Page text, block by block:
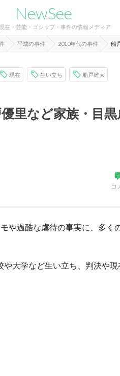
NewSee
在・芸能・ゴシップ・事件の情報メディア
平成の事件 2010年代の事件 船
現在 生い立ち 船戸雄大
里など家族・目黒
コ
や過酷な虐待の事実に、多く
大学など生い立ち、判決や現